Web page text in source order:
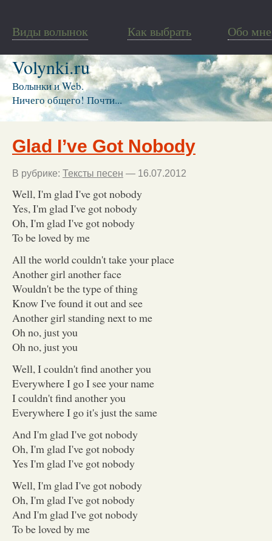
Виды волынок Как выбрать Обо мне
Volynki.ru
Волынки и Web.
Ничего общего! Почти...
Glad I’ve Got Nobody
В рубрике: Тексты песен — 16.07.2012
Well, I'm glad I've got nobody
Yes, I'm glad I've got nobody
Oh, I'm glad I've got nobody
To be loved by me
All the world couldn't take your place
Another girl another face
Wouldn't be the type of thing
Know I've found it out and see
Another girl standing next to me
Oh no, just you
Oh no, just you
Well, I couldn't find another you
Everywhere I go I see your name
I couldn't find another you
Everywhere I go it's just the same
And I'm glad I've got nobody
Oh, I'm glad I've got nobody
Yes I'm glad I've got nobody
Well, I'm glad I've got nobody
Oh, I'm glad I've got nobody
And I'm glad I've got nobody
To be loved by me